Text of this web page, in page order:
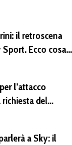
il retroscena
Ecco cosa
la proprietà
l’attacco
richiesta del
a Sky: il